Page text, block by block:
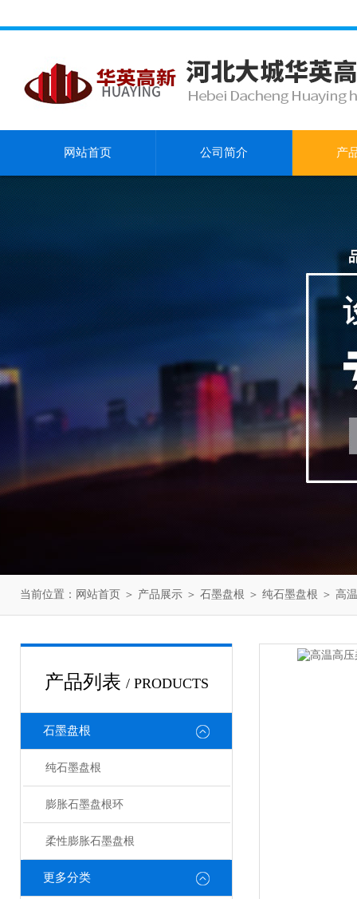
网站首页 公司简介 产
当前位置： 网站首页 ＞ 产品展示 ＞ 石墨盘根 ＞ 纯石墨盘根 ＞ 高
产品列表 / PRODUCTS
石墨盘根
纯石墨盘根
膨胀石墨盘根环
柔性膨胀石墨盘根
更多分类